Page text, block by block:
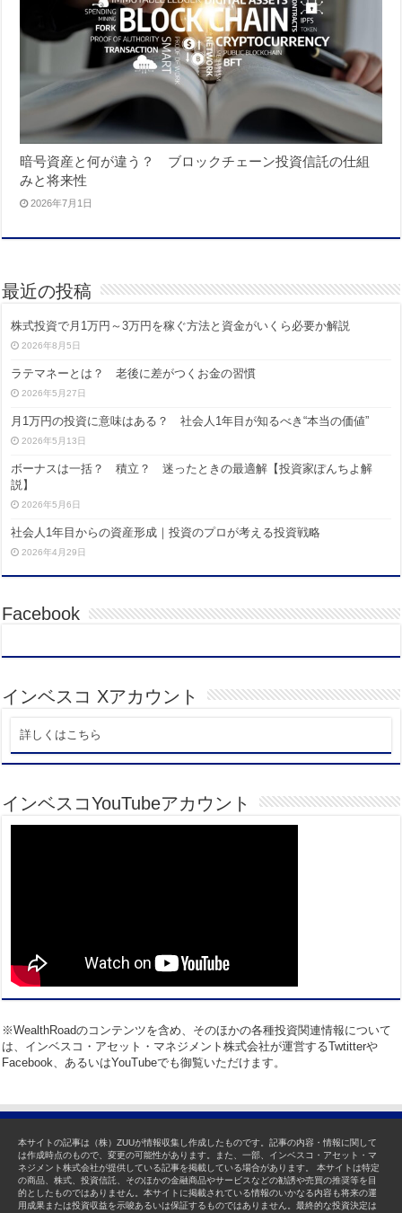
暗号資産と何が違う？ ブロックチェーン投資信託の仕組
みと将来性
2026年7月1日
最近の投稿
株式投資で月1万円～3万円を稼ぐ方法と資金がいくら必要か解説
2026年8月5日
ラテマネーとは？ 老後に差がつくお金の習慣
2026年5月27日
月1万円の投資に意味はある？ 社会人1年目が知るべき“本当の価値”
2026年5月13日
ボーナスは一括？ 積立？ 迷ったときの最適解【投資家ぽんちよ解
説】
2026年5月6日
社会人1年目からの資産形成｜投資のプロが考える投資戦略
2026年4月29日
Facebook
インベスコ Xアカウント
詳しくはこちら
インベスコYouTubeアカウント
※WealthRoadのコンテンツを含め、そのほかの各種投資関連情報について
は、インベスコ・アセット・マネジメント株式会社が運営するTwtitterや
Facebook、あるいはYouTubeでも御覧いただけます。
本サイトの記事は（株）ZUUが情報収集し作成したものです。記事の内容・情報に関して
は作成時点のもので、変更の可能性があります。また、一部、インベスコ・アセット・マ
ネジメント株式会社が提供している記事を掲載している場合があります。 本サイトは特定
の商品、株式、投資信託、そのほかの金融商品やサービスなどの勧誘や売買の推奨等を目
的としたものではありません。本サイトに掲載されている情報のいかなる内容も将来の運
用成果または投資収益を示唆あるいは保証するものではありません。最終的な投資決定は